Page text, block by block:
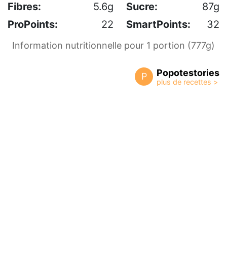
Fibres:
5.6g Sucre:
87g
ProPoints:
22 SmartPoints: 32
Information nutritionnelle pour 1 portion (777g)
P Popotestories